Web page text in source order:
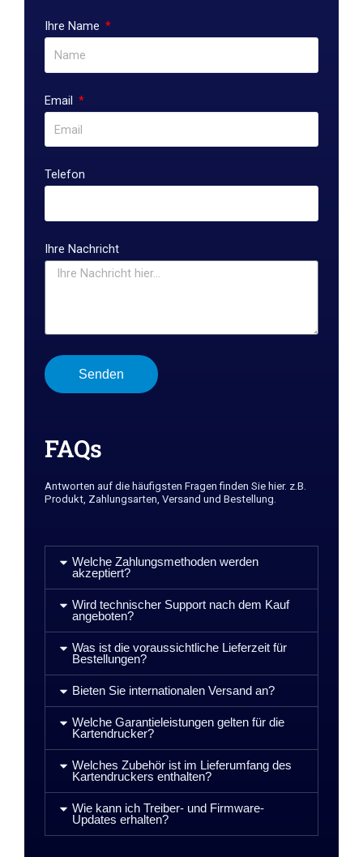
Ihre Name
Email
Telefon
Ihre Nachricht
Senden
FAQs
Antworten auf die häufigsten Fragen finden Sie hier. z.B.
Produkt, Zahlungsarten, Versand und Bestellung.
Welche Zahlungsmethoden werden
akzeptiert?
Wird technischer Support nach dem Kauf
angeboten?
Was ist die voraussichtliche Lieferzeit für
Bestellungen?
Bieten Sie internationalen Versand an?
Welche Garantieleistungen gelten für die
Kartendrucker?
Welches Zubehör ist im Lieferumfang des
Kartendruckers enthalten?
Wie kann ich Treiber- und Firmware-
Updates erhalten?